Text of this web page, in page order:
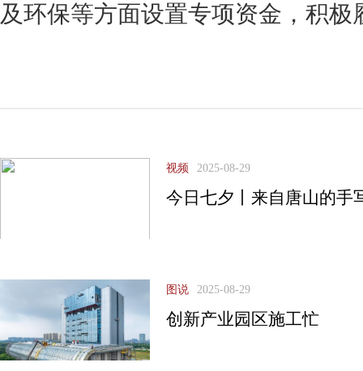
及环保等方面设置专项资金，积极
视频 2025-08-29
今日七夕丨来自唐山的手
图说 2025-08-29
创新产业园区施工忙